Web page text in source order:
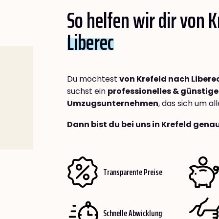
So helfen wir dir von
Liberec
Du möchtest von Krefeld nach
suchst ein professionelles &
Umzugsunternehmen, das sich um
Dann bist du bei uns in Krefeld
Transparente Preise
Schnelle Abwicklung